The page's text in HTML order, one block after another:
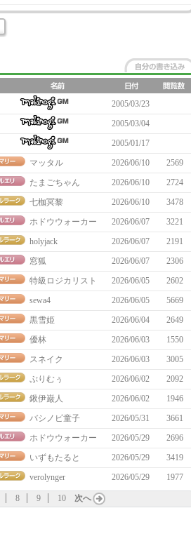
2005/03/23
2005/03/04
2005/01/17
マッタル 2026/06/10
2569
たまごちゃん 2026/06/10
2724
七枷冥黎 2026/06/10
3478
ホドウウォーカー 2026/06/07
3221
holyjack 2026/06/07
2191
窓狐 2026/06/07
2306
特級ロジカリスト 2026/06/05
2602
sewa4 2026/06/05
5669
黒雪姫 2026/06/04
2649
優林 2026/06/03
1550
スネイク 2026/06/03
3005
ぷりむぅ 2026/06/02
2092
鍬伊巌人 2026/06/02
1946
バシノビ童子 2026/05/31
3661
ホドウウォーカー 2026/05/29
2696
いずもたると 2026/05/29
3419
verolynger 2026/05/29 1977
8 9 10 次へ